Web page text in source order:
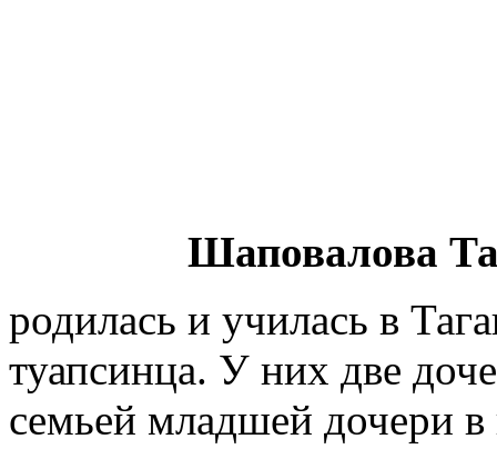
Шаповалова
родилась и училась в
туапсинца. У них две
семьей младшей дочери в